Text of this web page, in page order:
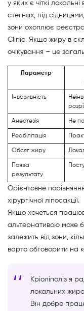
у яких є чіткі
стегнах, під
зони охоплює
Clinic. Якщо жиру в
очікування – це
Параметр
Інвазивність
Анестезія Не
Реабілітація
Обсяг жиру
Поява
результату
Орієнтовне
хірургічної ліпосакції.
Якщо хочеться
альтернативою може
залежить від зони,
варто обговорити на
Кріоліполіз я
локальних
Він добре